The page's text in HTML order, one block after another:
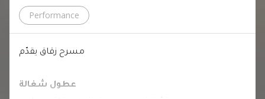
Performance
مسرح زقاق يقدّم
عطول شغالة